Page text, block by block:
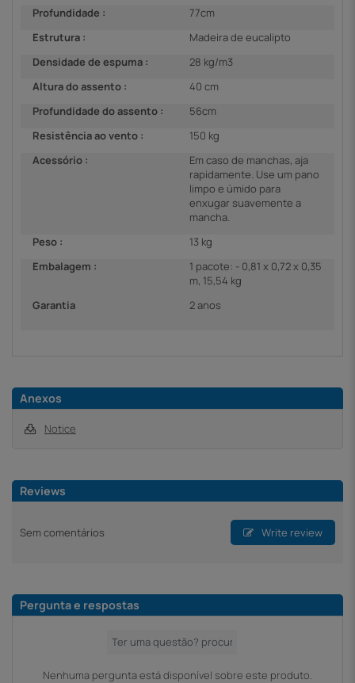
Profundidade :
77cm
Estrutura :
Madeira de eucalipto
Densidade de espuma :
28 kg/m3
Altura do assento :
40 cm
Profundidade do assento :
56cm
Resistência ao vento :
150 kg
Acessório :
Em caso de manchas, aja
rapidamente. Use um pano
limpo e úmido para
enxugar suavemente a
mancha.
Peso :
13 kg
Embalagem :
1 pacote: - 0,81 x 0,72 x 0,35
m, 15,54 kg
Garantia
2 anos
Anexos
Notice
Reviews
Sem comentários Write review
Pergunta e respostas
Nenhuma pergunta está disponível sobre este produto.